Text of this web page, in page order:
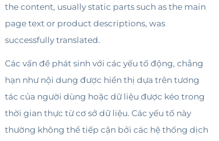
the content, usually static parts such as the main
page text or product descriptions, was
successfully translated.
Các vấn đề phát sinh với các yếu tố động, chẳng
hạn như nội dung được hiển thị dựa trên tương
tác của người dùng hoặc dữ liệu được kéo trong
thời gian thực từ cơ sở dữ liệu. Các yếu tố này
thường không thể tiếp cận bởi các hệ thống dịch